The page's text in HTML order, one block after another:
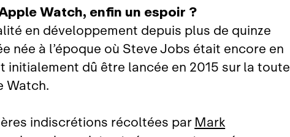
Watch, enfin un espoir ?
en développement depuis plus de quinze
née à l’époque où Steve Jobs était encore en
initialement dû être lancée en 2015 sur la toute
Watch.
indiscrétions récoltées parMark